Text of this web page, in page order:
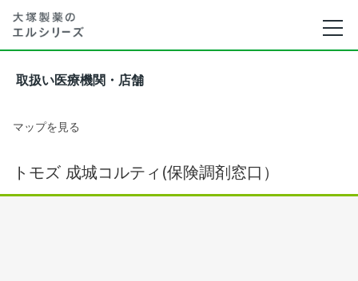
取扱い医療機関・店舗
マップを見る
トモズ 成城コルティ(保険調剤窓口）